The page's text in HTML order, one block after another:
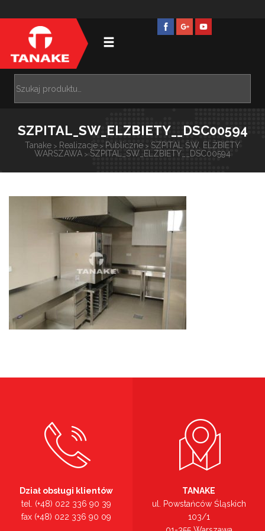
SZPITAL_SW_ELZBIETY__DSC00594
Tanake > Realizacje > Publiczne > SZPITAL ŚW. ELŻBIETY
WARSZAWA > SZPITAL_SW_ELZBIETY__DSC00594
Dział obsługi klientów
tel. (+48) 022 336 90 39
fax (+48) 022 336 90 09
TANAKE
ul. Powstańców Śląskich
103/1